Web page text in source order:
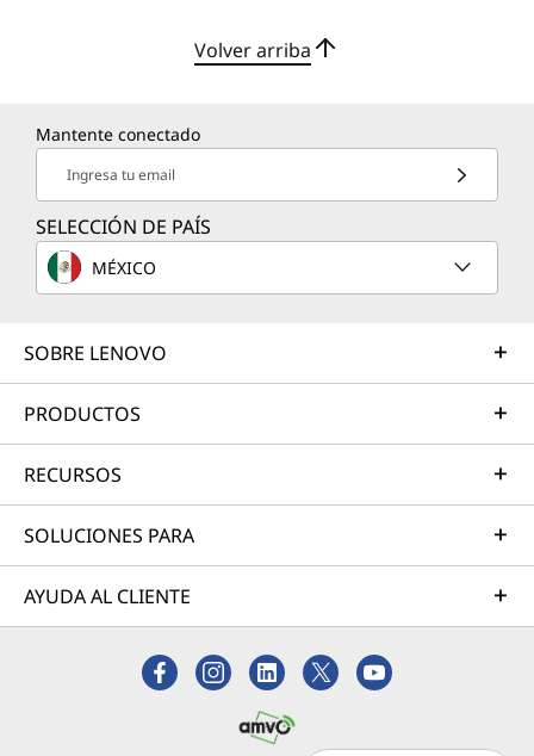
Volver arriba
Mantente conectado
Ingresa tu email
SELECCIÓN DE PAÍS
MÉXICO
SOBRE LENOVO
PRODUCTOS
RECURSOS
SOLUCIONES PARA
AYUDA AL CLIENTE